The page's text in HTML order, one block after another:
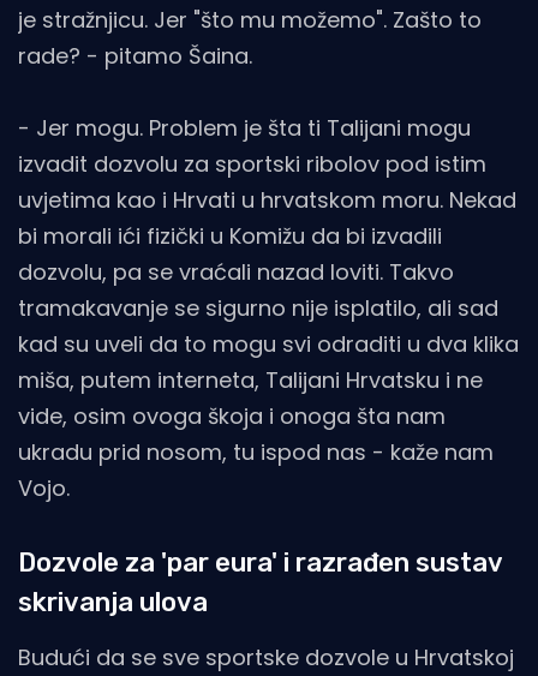
je stražnjicu. Jer "što mu možemo". Zašto to
rade? - pitamo Šaina.
- Jer mogu. Problem je šta ti Talijani mogu
izvadit dozvolu za sportski ribolov pod istim
uvjetima kao i Hrvati u hrvatskom moru. Nekad
bi morali ići fizički u Komižu da bi izvadili
dozvolu, pa se vraćali nazad loviti. Takvo
tramakavanje se sigurno nije isplatilo, ali sad
kad su uveli da to mogu svi odraditi u dva klika
miša, putem interneta, Talijani Hrvatsku i ne
vide, osim ovoga škoja i onoga šta nam
ukradu prid nosom, tu ispod nas - kaže nam
Vojo.
Dozvole za 'par eura' i razrađen sustav
skrivanja ulova
Budući da se sve sportske dozvole u Hrvatskoj